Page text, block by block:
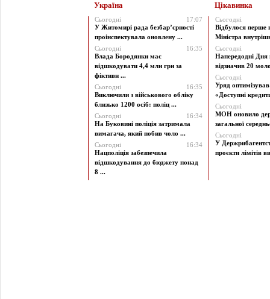
Україна Цікавинка
Сьогодні
17:07
У Житомирі рада безбар’єрності
проінспектувала оновлену ...
Сьогодні
16:35
Влада Бородянки має
відшкодувати 4,4 млн грн за
фіктивн ...
Сьогодні
16:35
Виключили з військового обліку
близько 1200 осіб: поліц ...
Сьогодні
16:34
На Буковині поліція затримала
вимагача, який побив чоло ...
Сьогодні
16:34
Нацполіція забезпечила
відшкодування до бюджету понад
8 ...
Сьогодні
Відбулося перше
Міністра
Сьогодні
Напередодні Дня
відзначив 20
Сьогодні
Уряд
«Доступні
Сьогодні
МОН оновило
загальної
Сьогодні
У
проєкти лімітів